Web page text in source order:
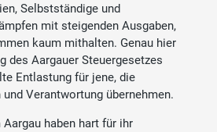
Selbstständige und
mit steigenden Ausgaben,
kaum mithalten. Genau hier
des Aargauer Steuergesetzes
Entlastung für jene, die
Verantwortung übernehmen.
haben hart für ihr